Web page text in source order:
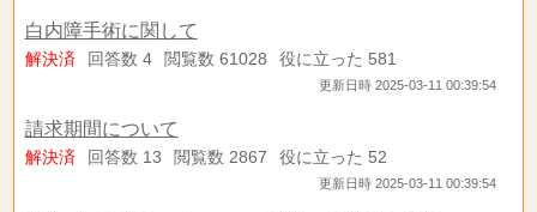
白内障手術に関して
解決済 回答数 4 閲覧数 61028 役に立った 581
更新日時 2025-03-11 00:39:54
請求期間について
解決済 回答数 13 閲覧数 2867 役に立った 52
更新日時 2025-03-11 00:39:54